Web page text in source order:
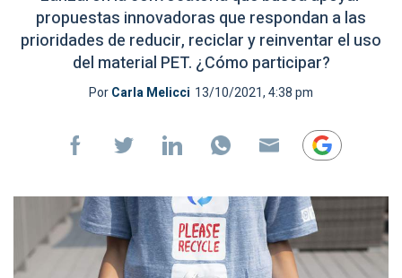
propuestas innovadoras que respondan a las
prioridades de reducir, reciclar y reinventar el uso
del material PET. ¿Cómo participar?
PorCarla Melicci 13/10/2021, 4:38 pm